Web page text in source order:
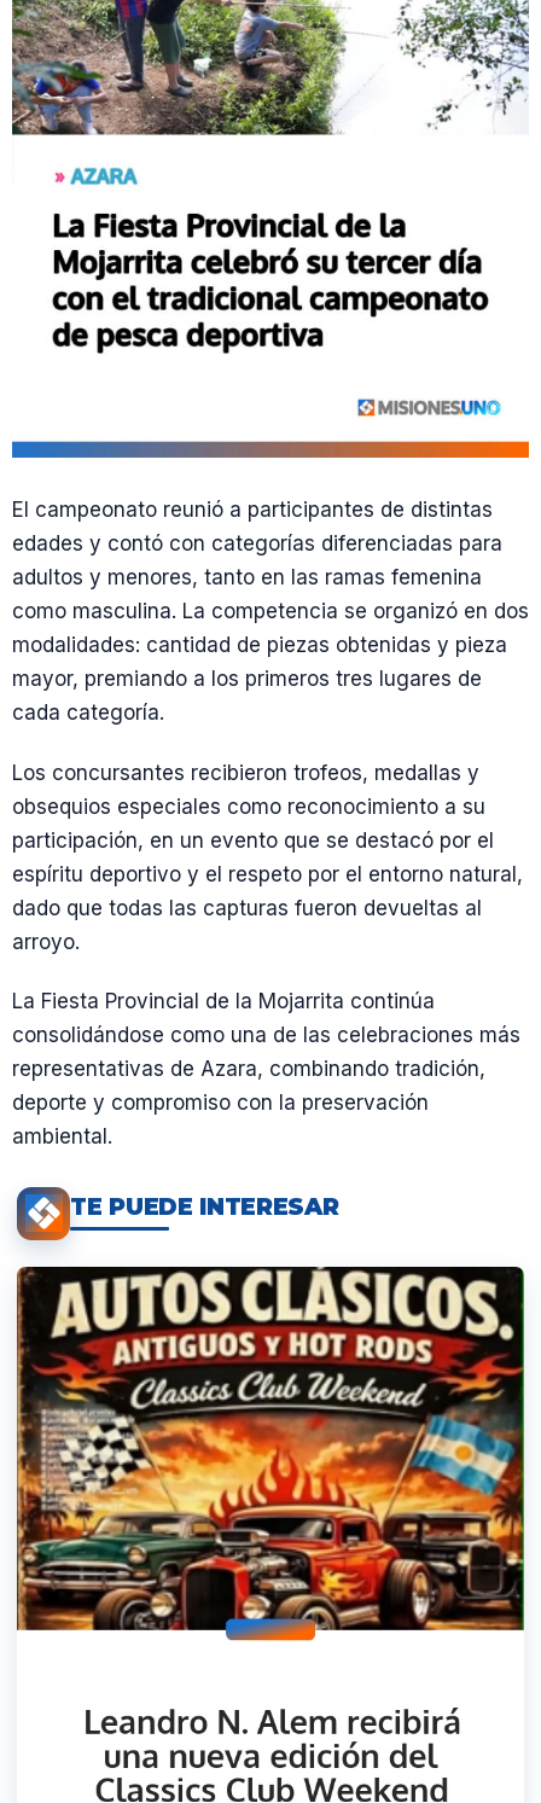
El campeonato reunió a participantes de distintas
edades y contó con categorías diferenciadas para
adultos y menores, tanto en las ramas femenina
como masculina. La competencia se organizó en dos
modalidades: cantidad de piezas obtenidas y pieza
mayor, premiando a los primeros tres lugares de
cada categoría.
Los concursantes recibieron trofeos, medallas y
obsequios especiales como reconocimiento a su
participación, en un evento que se destacó por el
espíritu deportivo y el respeto por el entorno natural,
dado que todas las capturas fueron devueltas al
arroyo.
La Fiesta Provincial de la Mojarrita continúa
consolidándose como una de las celebraciones más
representativas de Azara, combinando tradición,
deporte y compromiso con la preservación
ambiental.
TE PUEDE INTERESAR